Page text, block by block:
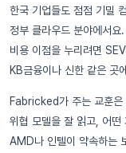
한국 기업들도 점점 기밀
정부 클라우드 분야에서요
비용 이점을 누리려면
KB금융이나 신한 같은 곳
Fabricked가 주는 교훈은
위협 모델을 잘 읽고, 어떤
AMD나 인텔이 약속하는